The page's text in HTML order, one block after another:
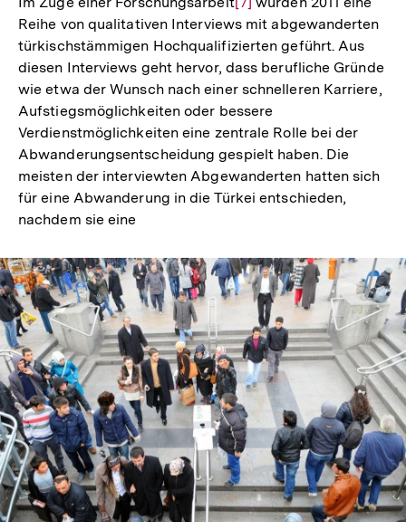
Auflösung
der
Fußnote
Reihe von qualitativen Interviews mit abgewanderten
türkischstämmigen Hochqualifizierten geführt. Aus
diesen Interviews geht hervor, dass berufliche Gründe
wie etwa der Wunsch nach einer schnelleren Karriere,
Aufstiegsmöglichkeiten oder bessere
Verdienstmöglichkeiten eine zentrale Rolle bei der
Abwanderungsentscheidung gespielt haben. Die
meisten der interviewten Abgewanderten hatten sich
für eine Abwanderung in die Türkei entschieden,
nachdem sie eine
In
Lightbox
öffnen